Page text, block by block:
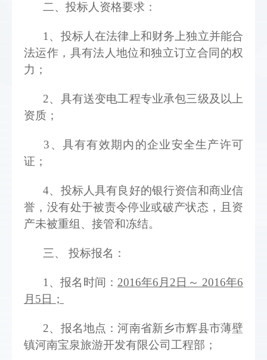
二、投标人资格要求：
1 、投标人在法律上和财务上独立并能合
法运作，具有法人地位和独立订立合同的权
力；
2、具有送变电工程专业承包三级及以上
资质；
3 、具有有效期内的企业安全生产许可
证；
4、投标人具有良好的银行资信和商业信
誉，没有处于被责令停业或破产状态，且资
产未被重组、接管和冻结。
三、 投标报名：
1 、报名时间： 2016年6月2日～ 2016年6
月5日；
2、报名地点：河南省新乡市辉县市薄壁
镇河南宝泉旅游开发有限公司工程部；